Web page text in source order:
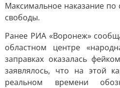
Максимальное наказание по
свободы.
Ранее РИА «Воронеж»
областном центре
заправках оказалась
заявлялось, что на этой
реальном времени